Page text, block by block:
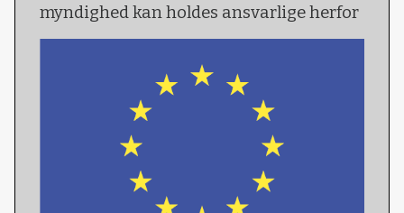
myndighed kan holdes ansvarlige herfor